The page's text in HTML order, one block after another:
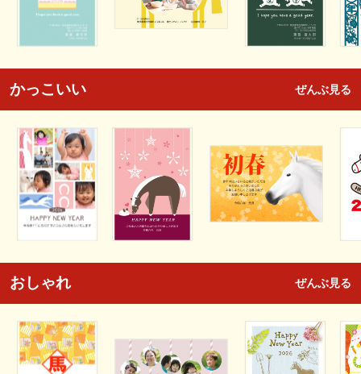
かっこいい ぜんぶ見る
おしゃれ ぜんぶ見る